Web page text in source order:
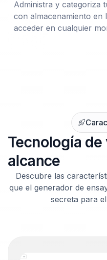
Administra y categoriza
con almacenamiento en
acceder en cualquier
Tecnología
alcance
Descubre las
que el generador de
secreta para